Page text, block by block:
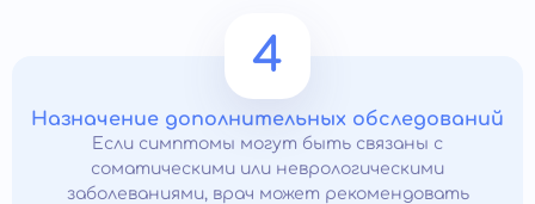
4
Назначение дополнительных обследований
Если симптомы могут быть связаны с
соматическими или неврологическими
заболеваниями, врач может рекомендовать